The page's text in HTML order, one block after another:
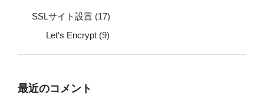
SSLサイト設置 (17)
Let's Encrypt (9)
最近のコメント